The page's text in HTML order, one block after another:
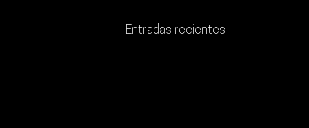
Entradas recientes